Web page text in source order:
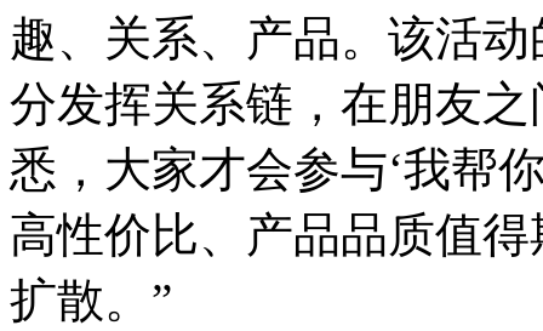
趣、关系、产品。该活
分发挥关系链，在朋友
悉，大家才会参与‘我帮
高性价比、产品品质值
扩散。”